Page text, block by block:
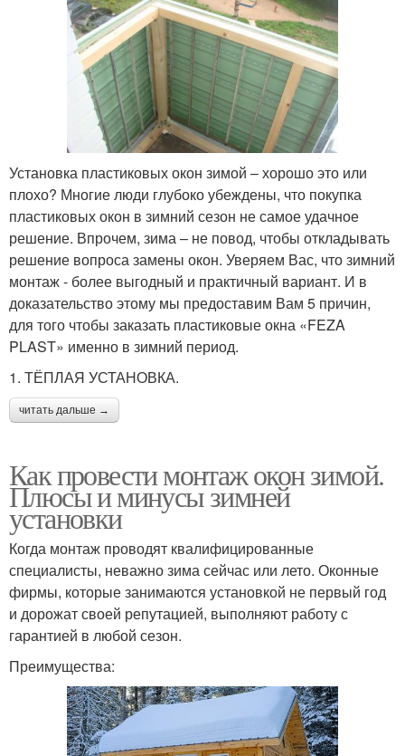
Установка пластиковых окон зимой – хорошо это или
плохо? Многие люди глубоко убеждены, что покупка
пластиковых окон в зимний сезон не самое удачное
решение. Впрочем, зима – не повод, чтобы откладывать
решение вопроса замены окон. Уверяем Вас, что зимний
монтаж - более выгодный и практичный вариант. И в
доказательство этому мы предоставим Вам 5 причин,
для того чтобы заказать пластиковые окна «FEZA
PLAST» именно в зимний период.
1. ТЁПЛАЯ УСТАНОВКА.
читать дальше →
Как провести монтаж окон зимой.
Плюсы и минусы зимней
установки
Когда монтаж проводят квалифицированные
специалисты, неважно зима сейчас или лето. Оконные
фирмы, которые занимаются установкой не первый год
и дорожат своей репутацией, выполняют работу с
гарантией в любой сезон.
Преимущества: